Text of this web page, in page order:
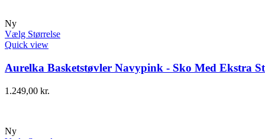
Ny
Vælg Størrelse
Quick view
Aurelka Basketstøvler Navypink - Sko Med Ekstra
1.249,00 kr.
Ny